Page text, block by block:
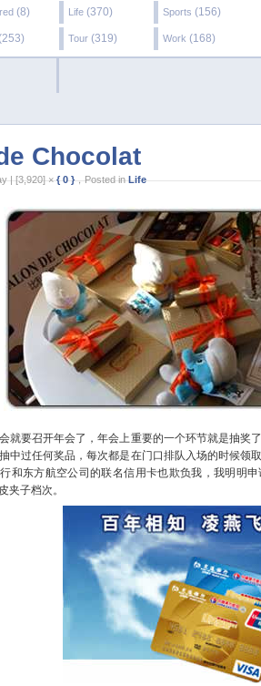
(8) Life (370) Sports (156)
Tour (319) Work (168)
Chocolat
| [3,920] ×{ 0 }，Posted inLife
要召开年会了，年会上重要的一个环节就是抽奖
中过任何奖品，每次都是在门口排队入场的时候领
和东方航空公司的联名信用卡也欺负我，我明明
夹子档次。